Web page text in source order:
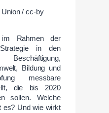
Union / cc-by
Rahmen der
Strategie in den
Bildung und
messbare
die bis 2020
sollen. Welche
es? Und wie wirkt